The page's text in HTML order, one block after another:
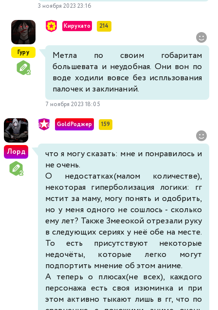
3 ноября 2023 23:16
Гуру
Кирукато 214
Метла по своим гобаритам
большевата и неудобная. Они вон по
воде ходили вовсе без испльзования
палочек и заклинаний.
7 ноября 2023 18:05
Лорд
GoldРоджер 159
что я могу сказать: мне и понравилось и
не очень.
О недостатках(малом количестве),
некоторая гиперболизация логики: гг
мстит за маму, могу понять и одобрить,
но у меня одного не сошлось - сколько
ему лет? Также Змееокой отрезали руку
в следующих сериях у неё обе на месте.
То есть присутствуют некоторые
недочёты, которые легко могут
подпортить мнение об этом аниме.
А теперь о плюсах(не всех), каждого
персонажа есть своя изюминка и при
этом активно тыкают лишь в гг, что по